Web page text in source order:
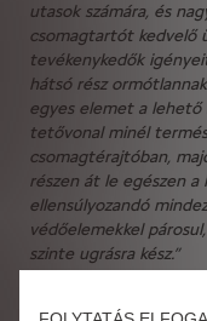
utasok számára, és
csomagtartót kedvelő
tevékenykedők
hátsó rész
egyes elemet a lehető
tetővonal minél
csomagtérajtóban,
részen át le egészen
ellensúlyozandó
védőelemekkel
szinte ugrásra kész.”